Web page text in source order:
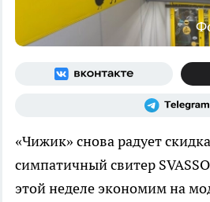
«Чижик» снова радует
симпатичный свитер
этой неделе экономим на